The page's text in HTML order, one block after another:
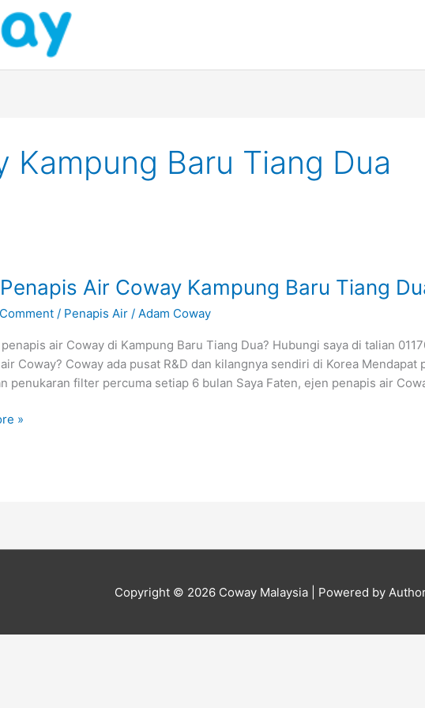
Kampung Baru Tiang Dua
Air Coway Kampung Baru Tiang
/ Penapis Air / Adam Coway
air Coway di Kampung Baru Tiang Dua? Hubungi saya di talian
Coway? Coway ada pusat R&D dan kilangnya sendiri di Korea
penukaran filter percuma setiap 6 bulan Saya Faten, ejen penapis air
»
Copyright © 2026 Coway Malaysia | Powered by